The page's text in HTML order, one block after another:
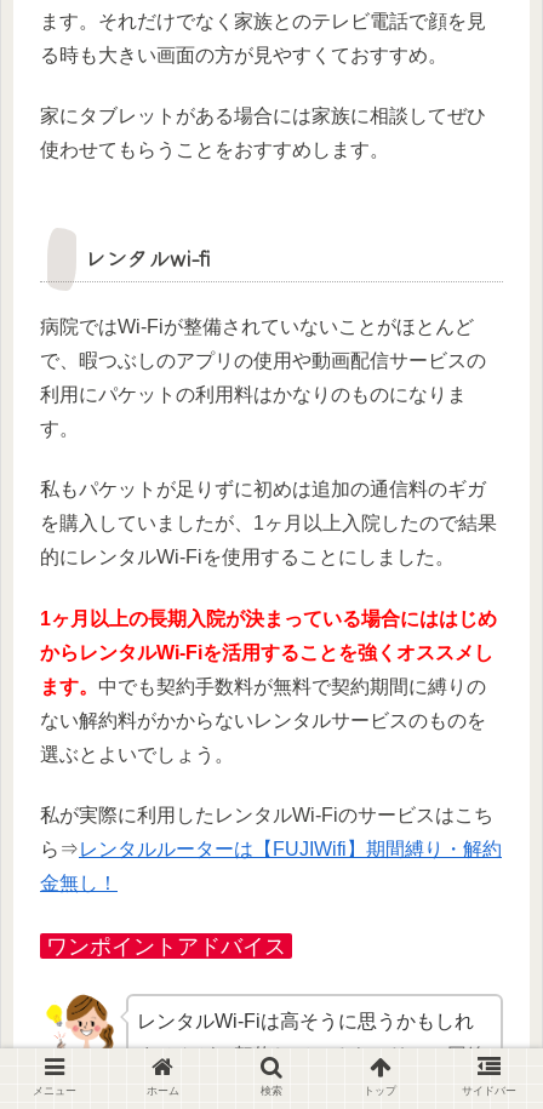
ます。それだけでなく家族とのテレビ電話で顔を見
る時も大きい画面の方が見やすくておすすめ。
家にタブレットがある場合には家族に相談してぜひ
使わせてもらうことをおすすめします。
レンタルwi-fi
病院ではWi-Fiが整備されていないことがほとんど
で、暇つぶしのアプリの使用や動画配信サービスの
利用にパケットの利用料はかなりのものになりま
す。
私もパケットが足りずに初めは追加の通信料のギガ
を購入していましたが、1ヶ月以上入院したので結果
的にレンタルWi-Fiを使用することにしました。
1ヶ月以上の長期入院が決まっている場合にははじめ
からレンタルWi-Fiを活用することを強くオススメし
ます。 中でも契約手数料が無料で契約期間に縛りの
ない解約料がかからないレンタルサービスのものを
選ぶとよいでしょう。
私が実際に利用したレンタルWi-Fiのサービスはこち
ら⇒レンタルルーターは【FUJIWifi】期間縛り・解約
金無し！
ワンポイントアドバイス
レンタルWi-Fiは高そうに思うかもしれ
ませんが、契約しているキャリアの回線
での使用料を増やすよりも結果的にお得
メニュー ホーム 検索 トップ サイドバー